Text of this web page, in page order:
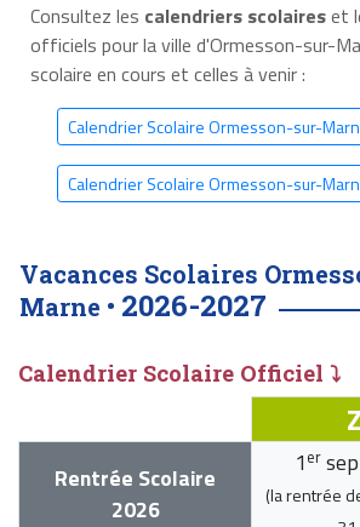
Consultez les calendriers scolaireset
officiels pour la ville d'Ormesson-sur-
scolaire en cours et celles à venir :
Calendrier Scolaire Ormesson-sur-
Calendrier Scolaire Ormesson-sur-
Vacances Scolaires
Marne • 2026-2027
Calendrier Scolaire Officiel ⤵
Rentrée Scolaire
2026
1 er
(la rentrée